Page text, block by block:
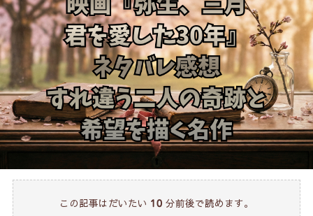
この記事はだいたい 10 分前後で読めます。